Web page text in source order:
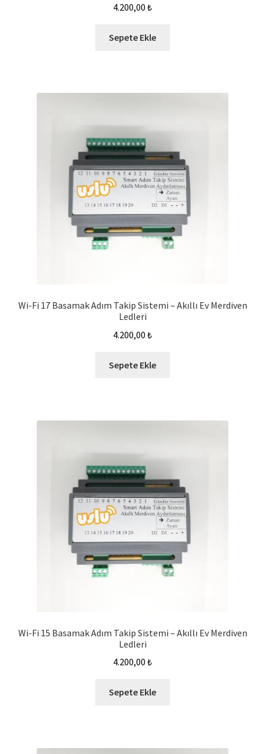
4.200,00 ₺
Sepete Ekle
Wi-Fi 17 Basamak Adım Takip Sistemi – Akıllı Ev Merdiven
Ledleri
4.200,00 ₺
Sepete Ekle
Wi-Fi 15 Basamak Adım Takip Sistemi – Akıllı Ev Merdiven
Ledleri
4.200,00 ₺
Sepete Ekle